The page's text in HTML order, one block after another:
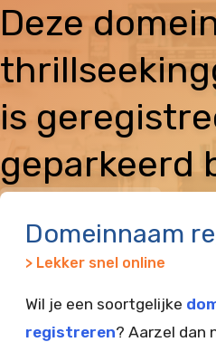
Deze
is
geparkeerd
Domeinnaam
> Lekker snel online
Wil je een soortgelijke
registreren? Aarzel dan